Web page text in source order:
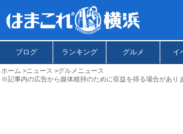
ブログ ランキング グルメ イ
ホーム ニュース
グルメニュース
※記事内の広告から媒体維持のために収益を得る場合があり